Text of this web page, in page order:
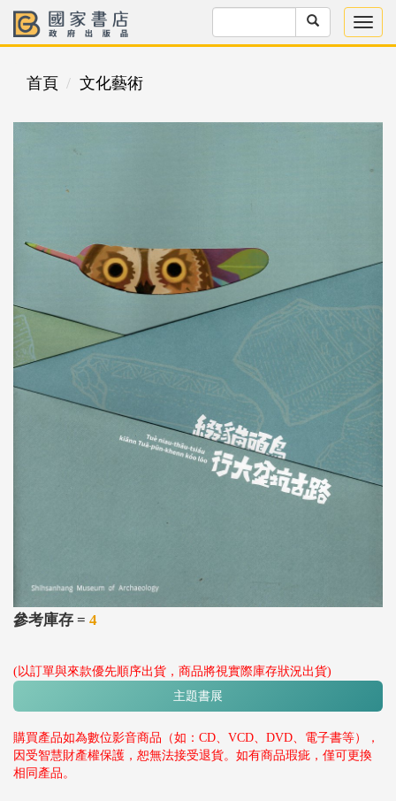
首頁 文化藝術
參考庫存 = 4
(以訂單與來款優先順序出貨，商品將視實際庫存狀況出貨)
主題書展
購買產品如為數位影音商品（如：CD、VCD、DVD、電子書等），
因受智慧財產權保護，恕無法接受退貨。如有商品瑕疵，僅可更換
相同產品。